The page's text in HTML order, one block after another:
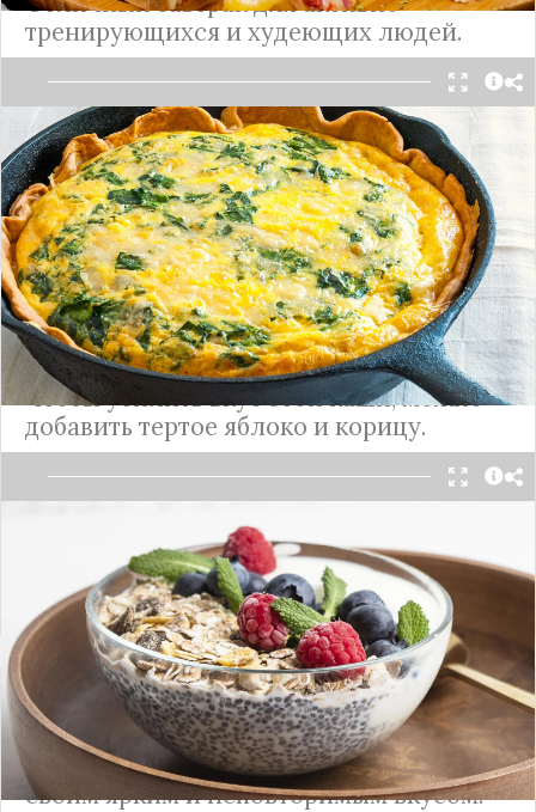
тренирующихся и худеющих людей.
Брокколи содержит большое количество
антиоксидантов, а отварная куриная грудка —
идеальный диетический продукт.
Подробнее
Полезная экзотика: каша из семян
чиа на кокосовом молоке
Чтобы усилить вкус этой каши, можно
добавить тертое яблоко и корицу.
придется по вкусу и детям и взрослым.
Подробнее
Пальчики оближешь: воздушная
ванильная запеканка
Это изысканное блюдо удивит вас
своим ярким и неповторимым вкусом.